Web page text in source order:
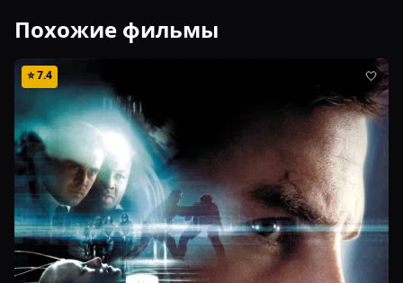
Похожие фильмы
⭐7.4 🤍